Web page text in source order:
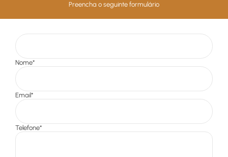
Preencha o seguinte formulário